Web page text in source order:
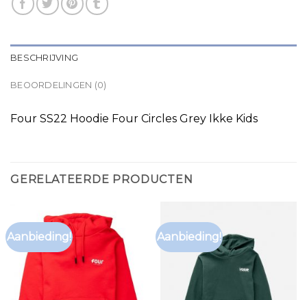
BESCHRIJVING
BEOORDELINGEN (0)
Four SS22 Hoodie Four Circles Grey Ikke Kids
GERELATEERDE PRODUCTEN
Aanbieding! Aanbieding!